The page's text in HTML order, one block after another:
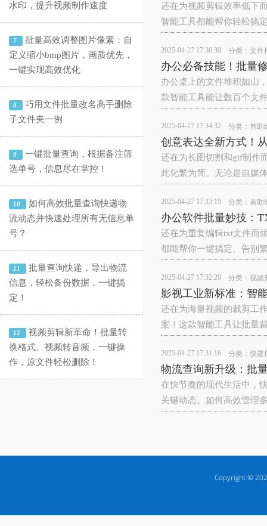
水印，提升视频制作速度
7
批量高效调整图片像素：自
定义缩小bmp图片，画质优先，
一键实现高效优化
8
巧用文件批量改名高手删除
子文件夹一例
9
一键批量查询，根据备注筛
选单号，信息尽在掌控！
10
如何高效批量查询快递物
流动态并快速处理所有无信息单
号？
11
批量查询快递，导出物流
信息，轻松备份数据，一键搞
定！
12
视频剪辑新革命！批量转
换格式、视频转音频，一键操
作，原文件轻松删除！
还在为视频剪辑效率低下
智能工具都能帮你轻松搞
2025-04-27 17:36:30 分类： 文件
办公必备技能！批量
办公桌上的文件堆积如山
款智能工具能让数百个文
2025-04-27 17:34:32 分类： 首助
创意表达全新方式！
还在为长图切割和gif制作
此化繁为简。无论是自媒
2025-04-27 17:33:19 分类： 首助
办公软件批量妙技：
还在为重复编辑txt文件而
都能帮你一键搞定。告别
2025-04-27 17:32:20 分类： 视频
影视工业新标准：智
还在为海量视频的裁剪工
案！这款智能工具让批量
2025-04-27 17:31:16 分类： 快递
物流查询新升级：批
在快节奏的现代生活中，
关键动态。如何高效管理
Copyright ©